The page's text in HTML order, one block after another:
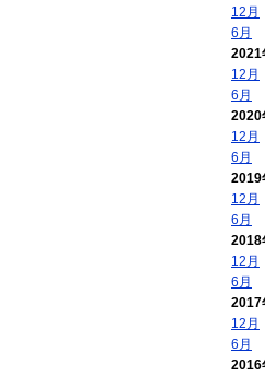
12月
6月
2021
12月
6月
2020
12月
6月
2019
12月
6月
2018
12月
6月
2017
12月
6月
2016